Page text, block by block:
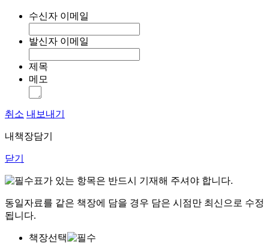
수신자 이메일
발신자 이메일
제목
메모
취소 내보내기
내책장담기
닫기
표가 있는 항목은 반드시 기재해 주셔야 합니다.
동일자료를 같은 책장에 담을 경우 담은 시점만 최신으로 수정
됩니다.
책장선택